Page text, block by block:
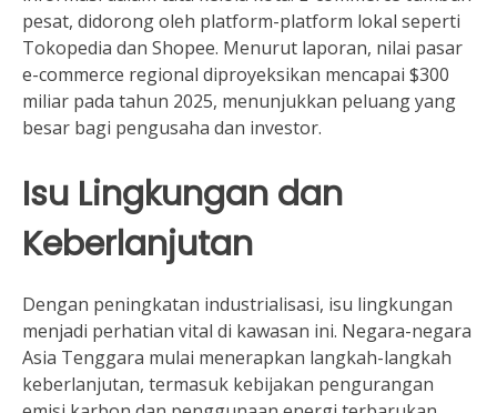
pesat, didorong oleh platform-platform lokal seperti
Tokopedia dan Shopee. Menurut laporan, nilai pasar
e-commerce regional diproyeksikan mencapai $300
miliar pada tahun 2025, menunjukkan peluang yang
besar bagi pengusaha dan investor.
Isu Lingkungan dan
Keberlanjutan
Dengan peningkatan industrialisasi, isu lingkungan
menjadi perhatian vital di kawasan ini. Negara-negara
Asia Tenggara mulai menerapkan langkah-langkah
keberlanjutan, termasuk kebijakan pengurangan